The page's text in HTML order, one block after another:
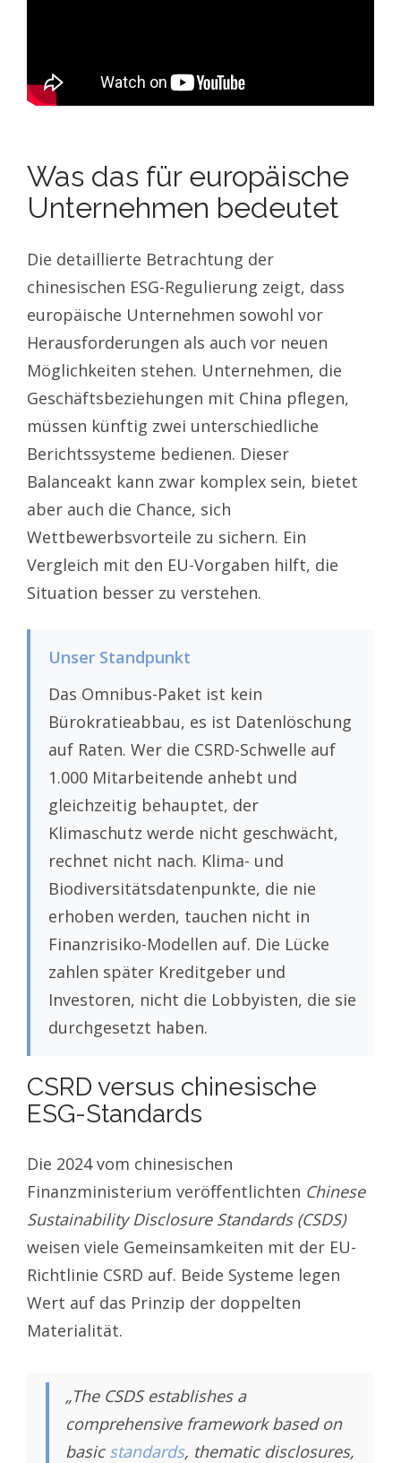
Was das für europäische
Unternehmen bedeutet
Die detaillierte Betrachtung der
chinesischen ESG-Regulierung zeigt, dass
europäische Unternehmen sowohl vor
Herausforderungen als auch vor neuen
Möglichkeiten stehen. Unternehmen, die
Geschäftsbeziehungen mit China pflegen,
müssen künftig zwei unterschiedliche
Berichtssysteme bedienen. Dieser
Balanceakt kann zwar komplex sein, bietet
aber auch die Chance, sich
Wettbewerbsvorteile zu sichern. Ein
Vergleich mit den EU-Vorgaben hilft, die
Situation besser zu verstehen.
Unser Standpunkt
Das Omnibus-Paket ist kein
Bürokratieabbau, es ist Datenlöschung
auf Raten. Wer die CSRD-Schwelle auf
1.000 Mitarbeitende anhebt und
gleichzeitig behauptet, der
Klimaschutz werde nicht geschwächt,
rechnet nicht nach. Klima- und
Biodiversitätsdatenpunkte, die nie
erhoben werden, tauchen nicht in
Finanzrisiko-Modellen auf. Die Lücke
zahlen später Kreditgeber und
Investoren, nicht die Lobbyisten, die sie
durchgesetzt haben.
CSRD versus chinesische
ESG-Standards
Die 2024 vom chinesischen
Finanzministerium veröffentlichten Chinese
Sustainability Disclosure Standards (CSDS)
weisen viele Gemeinsamkeiten mit der EU-
Richtlinie CSRD auf. Beide Systeme legen
Wert auf das Prinzip der doppelten
Materialität.
„The CSDS establishes a
comprehensive framework based on
basic standards, thematic disclosures,